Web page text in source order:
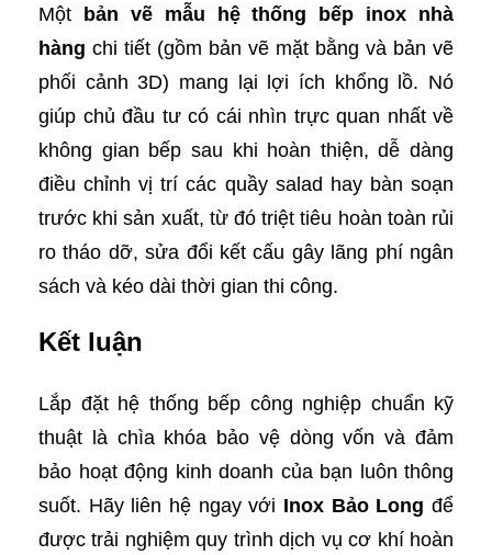
Một
bản vẽ mẫu hệ thống bếp inox nhà
hàng chi tiết (gồm bản vẽ mặt bằng và bản vẽ
phối cảnh 3D) mang lại lợi ích khổng lồ. Nó
giúp chủ đầu tư có cái nhìn trực quan nhất về
không gian bếp sau khi hoàn thiện, dễ dàng
điều chỉnh vị trí các quầy salad hay bàn soạn
trước khi sản xuất, từ đó triệt tiêu hoàn toàn rủi
ro tháo dỡ, sửa đổi kết cấu gây lãng phí ngân
sách và kéo dài thời gian thi công.
Kết luận
Lắp đặt hệ thống bếp công nghiệp chuẩn kỹ
thuật là chìa khóa bảo vệ dòng vốn và đảm
bảo hoạt động kinh doanh của bạn luôn thông
suốt. Hãy liên hệ ngay với Inox Bảo Long để
được trải nghiệm quy trình dịch vụ cơ khí hoàn